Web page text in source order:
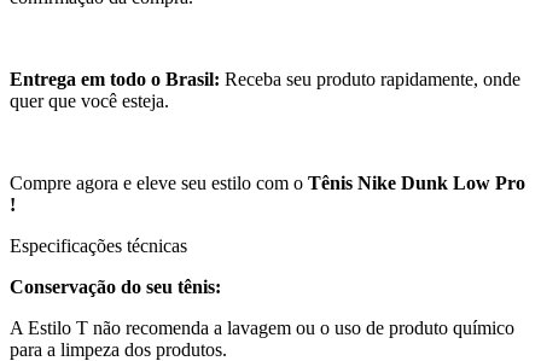
Entrega em todo o Brasil: Receba seu produto rapidamente, onde
quer que você esteja.
Compre agora e eleve seu estilo com o Tênis Nike Dunk Low Pro
!
Especificações técnicas
Conservação do seu tênis:
A Estilo T não recomenda a lavagem ou o uso de produto químico
para a limpeza dos produtos.